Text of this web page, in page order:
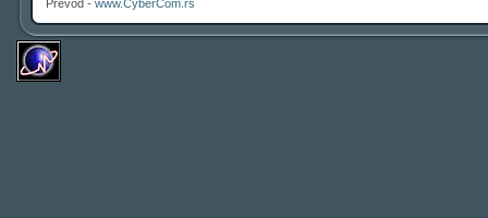
Prevod - www.CyberCom.rs